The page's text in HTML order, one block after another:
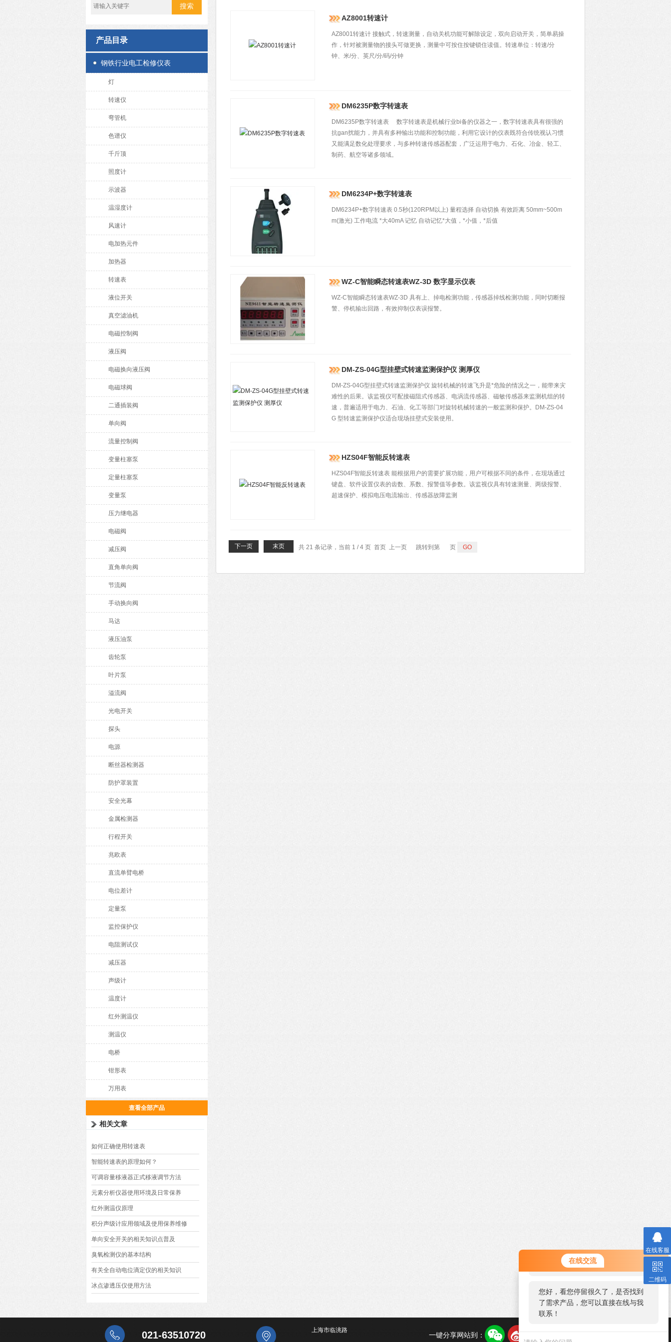
在线交流
您好！欢迎前来咨询，很高兴为您
服务，请问您要咨询什么问题呢？
您好，看您停留很久了，是否找到
了需求产品，您可以直接在线与我
联系！
产品目录
钢铁行业电工检修仪表
灯
转速仪
弯管机
色谱仪
千斤顶
照度计
示波器
温湿度计
风速计
电加热元件
加热器
转速表
液位开关
真空滤油机
电磁控制阀
液压阀
电磁换向液压阀
电磁球阀
二通插装阀
单向阀
流量控制阀
变量柱塞泵
定量柱塞泵
变量泵
压力继电器
电磁阀
减压阀
直角单向阀
节流阀
手动换向阀
马达
液压油泵
齿轮泵
叶片泵
溢流阀
光电开关
探头
电源
断丝器检测器
防护罩装置
安全光幕
金属检测器
行程开关
兆欧表
直流单臂电桥
电位差计
定量泵
监控保护仪
电阻测试仪
减压器
声级计
温度计
红外测温仪
测温仪
电桥
钳形表
万用表
查看全部产品
相关文章
如何正确使用转速表
智能转速表的原理如何？
可调容量移液器正式移液调节方法
元素分析仪器使用环境及日常保养
红外测温仪原理
积分声级计应用领域及使用保养维修
单向安全开关的相关知识点普及
臭氧检测仪的基本结构
有关全自动电位滴定仪的相关知识
冰点渗透压仪使用方法
AZ8001转速计
AZ8001转速计 接触式，转速测量，自动关机功能可解除设定，双向启动开关，简单易操
作，针对被测量物的接头可做更换，测量中可按住按键锁住读值。转速单位：转速/分
钟、米/分、英尺/分/码/分钟
DM6235P数字转速表
DM6235P数字转速表 数字转速表是机械行业bi备的仪器之一，数字转速表具有很强的
抗gan扰能力，并具有多种输出功能和控制功能，利用它设计的仪表既符合传统视认习惯
又能满足数化处理要求，与多种转速传感器配套，广泛运用于电力、石化、冶金、轻工、
制药、航空等诸多领域。
DM6234P+数字转速表
DM6234P+数字转速表 0.5秒(120RPM以上) 量程选择 自动切换 有效距离 50mm~500m
m(激光) 工作电流 *大40mA 记忆 自动记忆*大值，*小值，*后值
WZ-C智能瞬态转速表WZ-3D 数字显示仪表
WZ-C智能瞬态转速表WZ-3D 具有上、掉电检测功能，传感器掉线检测功能，同时切断报
警、停机输出回路，有效抑制仪表误报警。
DM-ZS-04G型挂壁式转速监测保护仪 测厚仪
DM-ZS-04G型挂壁式转速监测保护仪 旋转机械的转速飞升是*危险的情况之一，能带来灾
难性的后果。该监视仪可配接磁阻式传感器、电涡流传感器、磁敏传感器来监测机组的转
速，普遍适用于电力、石油、化工等部门对旋转机械转速的一般监测和保护。DM-ZS-04
G 型转速监测保护仪适合现场挂壁式安装使用。
HZS04F智能反转速表
HZS04F智能反转速表 能根据用户的需要扩展功能，用户可根据不同的条件，在现场通过
键盘、软件设置仪表的齿数、系数、报警值等参数。该监视仪具有转速测量、两级报警、
超速保护、模拟电压电流输出、传感器故障监测
共 21 条记录，当前 1 / 4 页 首页 上一页
下一页 末页 跳转到第 页
021-63510720 上海市临洮路
一键分享网站到：
在线客服
二维码